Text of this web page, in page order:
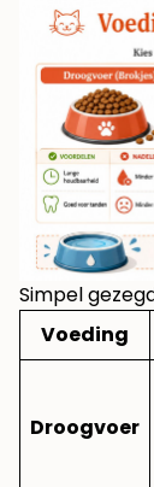
Simpel
Voeding
Droogvoer